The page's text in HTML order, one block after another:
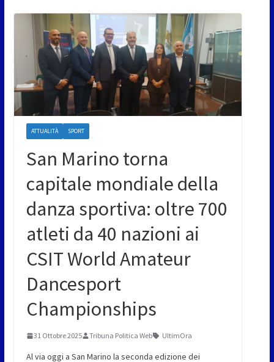
ATTUALITÀ SPORT
San Marino torna
capitale mondiale della
danza sportiva: oltre 700
atleti da 40 nazioni ai
CSIT World Amateur
Dancesport
Championships
31 Ottobre 2025 Tribuna Politica Web UltimOra
Al via oggi a San Marino la seconda edizione dei